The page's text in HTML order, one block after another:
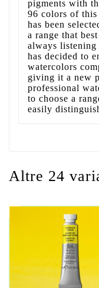
pigments with
96 colors of this
has been
a range that
always
has decided to
watercolors
giving it a new
professional
to choose a
easily
Altre 24